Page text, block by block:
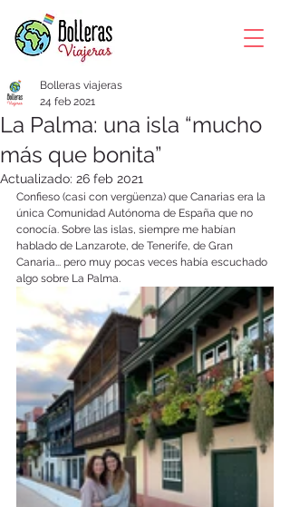
La Palma: una isla “mucho
más que bonita”
Bolleras viajeras
24 feb 2021
Actualizado: 26 feb 2021
Confieso (casi con vergüenza) que Canarias era la
única Comunidad Autónoma de España que no
conocía. Sobre las islas, siempre me habían
hablado de Lanzarote, de Tenerife, de Gran
Canaria... pero muy pocas veces había escuchado
algo sobre La Palma.